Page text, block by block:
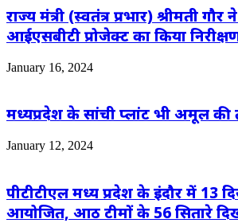
राज्य मंत्री (स्वतंत्र प्रभार) श्रीमती गौर
आईएसबीटी प्रोजेक्ट का किया
January 16, 2024
मध्यप्रदेश के सांची प्लांट भी अमूल की
January 12, 2024
पीटीटीएल मध्य प्रदेश के इंदौर में 13
आयोजित, आठ टीमों के 56 सितारे